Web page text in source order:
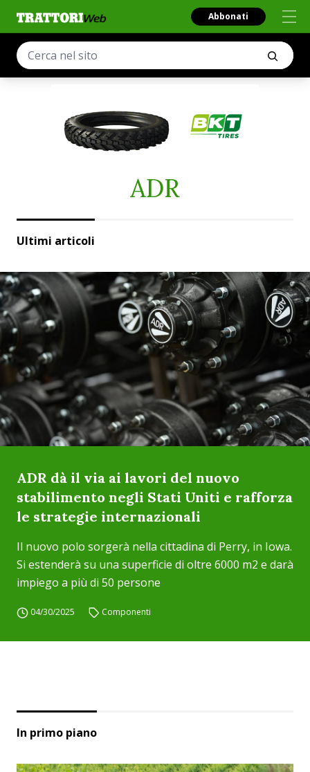
Abbonati
ADR
Ultimi articoli
ADR dà il via ai lavori del nuovo
stabilimento negli Stati Uniti e rafforza
le strategie internazionali
Il nuovo polo sorgerà nella cittadina di Perry, in Iowa.
Si estenderà su una superficie di oltre 6000 m2 e darà
impiego a più di 50 persone
04/30/2025 Componenti
In primo piano